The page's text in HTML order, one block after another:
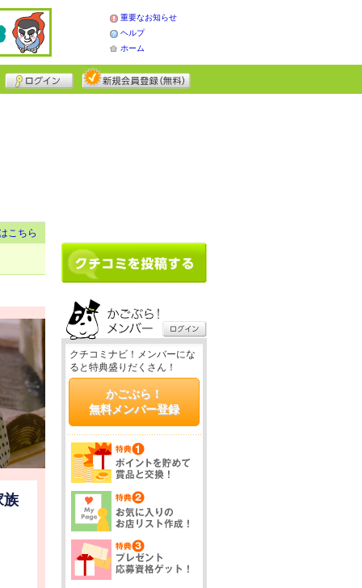
重要なお知らせ
ヘルプ
ホーム
こちら
族
クチコミナビ！メンバーにな
ると特典盛りだくさん！
かごぶら！
無料メンバー登録